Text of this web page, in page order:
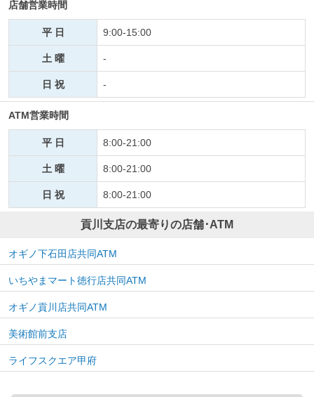
店舗営業時間
平 日 9:00-15:00
土 曜 -
日 祝 -
ATM営業時間
平 日 8:00-21:00
土 曜 8:00-21:00
日 祝 8:00-21:00
貢川支店の最寄りの店舗･ATM
オギノ下石田店共同ATM
いちやまマート徳行店共同ATM
オギノ貢川店共同ATM
美術館前支店
ライフスクエア甲府